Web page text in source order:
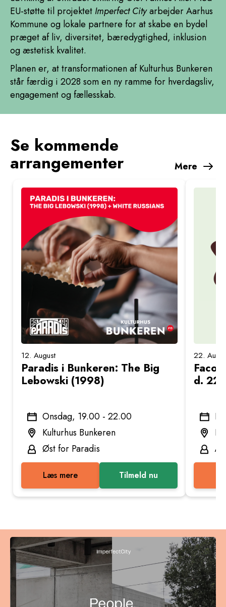
EU-støtte til projektet Imperfect Cityarbejder Aarhus
Kommune og lokale partnere for at skabe en bydel
præget af liv, diversitet, bæredygtighed, inklusion
og æstetisk kvalitet.
Planen er, at transformationen af Kulturhus Bunkeren
står færdig i 2028 som en ny ramme for hverdagsliv,
engagement og fællesskab.
Se kommende
arrangementer Mere
12. August
Paradis i Bunkeren: The Big
Lebowski (1998)
Onsdag, 19.00 - 22.00
Kulturhus Bunkeren
Øst for Paradis
Læs mere Tilmeld nu
22.
d. 22.